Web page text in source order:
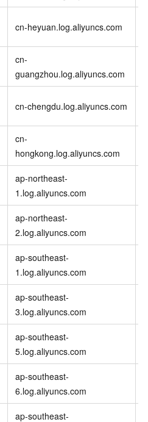
cn-heyuan.log.aliyuncs.com
cn-
guangzhou.log.aliyuncs.com
cn-chengdu.log.aliyuncs.com
cn-
hongkong.log.aliyuncs.com
ap-northeast-
1.log.aliyuncs.com
ap-northeast-
2.log.aliyuncs.com
ap-southeast-
1.log.aliyuncs.com
ap-southeast-
3.log.aliyuncs.com
ap-southeast-
5.log.aliyuncs.com
ap-southeast-
6.log.aliyuncs.com
ap-southeast-